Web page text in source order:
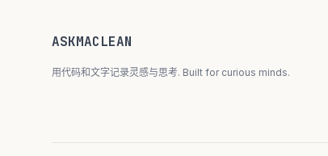
ASKMACLEAN
用代码和文字记录灵感与思考. Built for curious minds.